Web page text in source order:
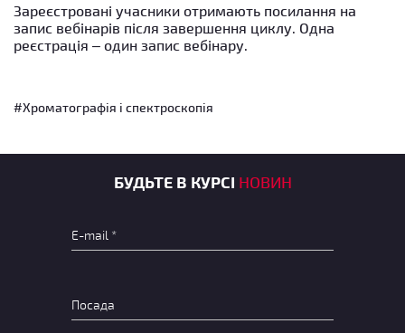
Зареєстровані учасники отримають посилання на
запис вебінарів після завершення циклу. Одна
реєстрація – один запис вебінару.
#Хроматографія і спектроскопія
БУДЬТЕ В КУРСІ НОВИН